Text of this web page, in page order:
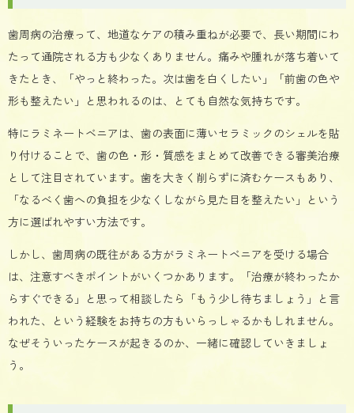
歯周病の治療って、地道なケアの積み重ねが必要で、長い期間にわ
たって通院される方も少なくありません。痛みや腫れが落ち着いて
きたとき、「やっと終わった。次は歯を白くしたい」「前歯の色や
形も整えたい」と思われるのは、とても自然な気持ちです。
特にラミネートベニアは、歯の表面に薄いセラミックのシェルを貼
り付けることで、歯の色・形・質感をまとめて改善できる審美治療
として注目されています。歯を大きく削らずに済むケースもあり、
「なるべく歯への負担を少なくしながら見た目を整えたい」という
方に選ばれやすい方法です。
しかし、歯周病の既往がある方がラミネートベニアを受ける場合
は、注意すべきポイントがいくつかあります。「治療が終わったか
らすぐできる」と思って相談したら「もう少し待ちましょう」と言
われた、という経験をお持ちの方もいらっしゃるかもしれません。
なぜそういったケースが起きるのか、一緒に確認していきましょ
う。